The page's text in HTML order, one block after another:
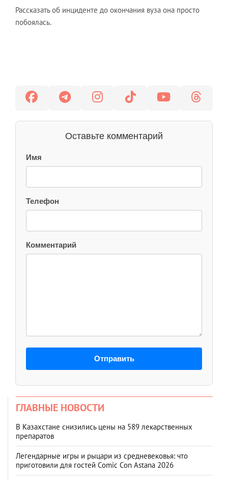
Рассказать об инциденте до окончания вуза она просто
побоялась.
Оставьте комментарий
Имя
Телефон
Комментарий
Отправить
ГЛАВНЫЕ НОВОСТИ
В Казахстане снизились цены на 589 лекарственных
препаратов
Легендарные игры и рыцари из средневековья: что
приготовили для гостей Comic Con Astana 2026